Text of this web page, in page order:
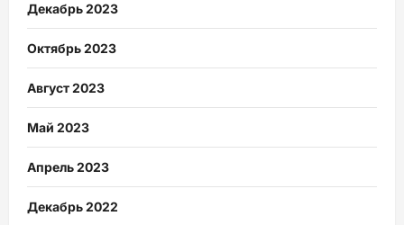
Декабрь 2023
Октябрь 2023
Август 2023
Май 2023
Апрель 2023
Декабрь 2022